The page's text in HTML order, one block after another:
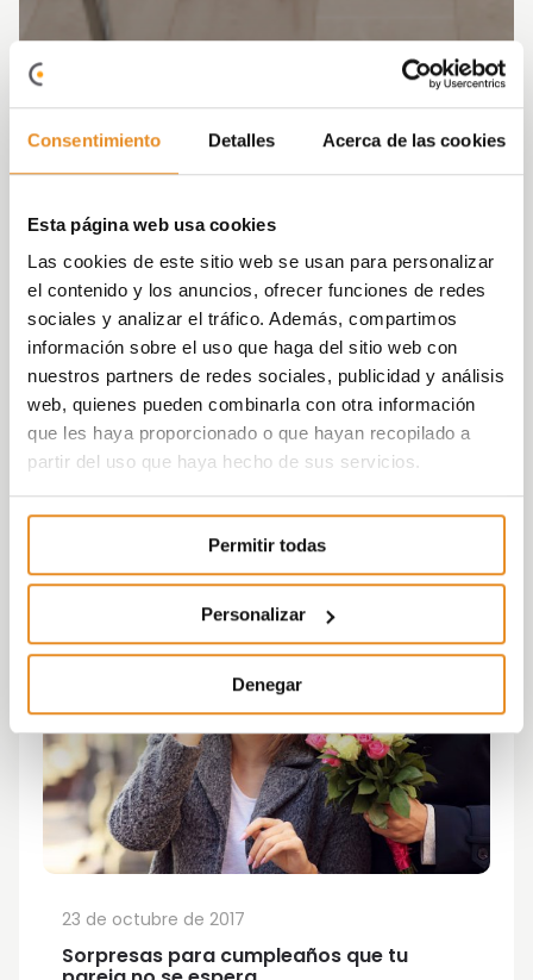
Consentimiento Detalles Acerca de las cookies
Esta página web usa cookies
Las cookies de este sitio web se usan para personalizar
el contenido y los anuncios, ofrecer funciones de redes
sociales y analizar el tráfico. Además, compartimos
información sobre el uso que haga del sitio web con
nuestros partners de redes sociales, publicidad y análisis
web, quienes pueden combinarla con otra información
que les haya proporcionado o que hayan recopilado a
partir del uso que haya hecho de sus servicios.
Permitir todas
Personalizar
Denegar
Sorpresas para cumpleaños que tu
23 de octubre de 2017